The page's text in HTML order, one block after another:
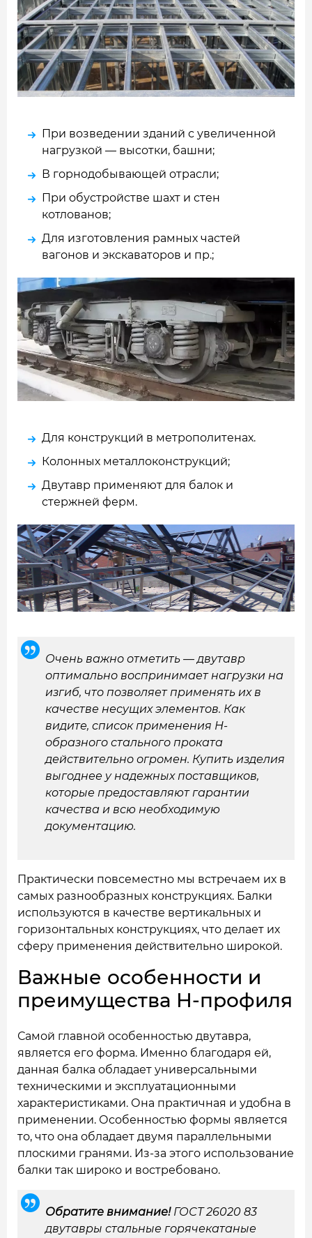
При возведении зданий с увеличенной
нагрузкой — высотки, башни;
В горнодобывающей отрасли;
При обустройстве шахт и стен
котлованов;
Для изготовления рамных частей
вагонов и экскаваторов и пр.;
Для конструкций в метрополитенах.
Колонных металлоконструкций;
Двутавр применяют для балок и
стержней ферм.
Очень важно отметить — двутавр
оптимально воспринимает нагрузки на
изгиб, что позволяет применять их в
качестве несущих элементов. Как
видите, список применения Н-
образного стального проката
действительно огромен. Купить изделия
выгоднее у надежных поставщиков,
которые предоставляют гарантии
качества и всю необходимую
документацию.
Практически повсеместно мы встречаем их в
самых разнообразных конструкциях. Балки
используются в качестве вертикальных и
горизонтальных конструкциях, что делает их
сферу применения действительно широкой.
Важные особенности и
преимущества Н-профиля
Самой главной особенностью двутавра,
является его форма. Именно благодаря ей,
данная балка обладает универсальными
техническими и эксплуатационными
характеристиками. Она практичная и удобна в
применении. Особенностью формы является
то, что она обладает двумя параллельными
плоскими гранями. Из-за этого использование
балки так широко и востребовано.
Обратите внимание!ГОСТ 26020 83
двутавры стальные горячекатаные